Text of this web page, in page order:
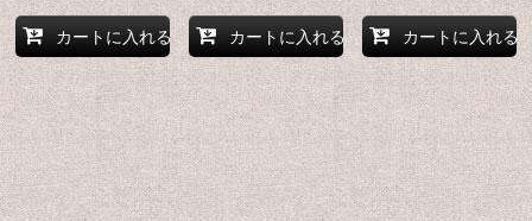
カートに入れる カートに入れる カートに入れる